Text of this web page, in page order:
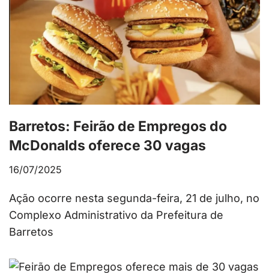
Barretos: Feirão de Empregos do
McDonalds oferece 30 vagas
16/07/2025
Ação ocorre nesta segunda-feira, 21 de julho, no
Complexo Administrativo da Prefeitura de
Barretos